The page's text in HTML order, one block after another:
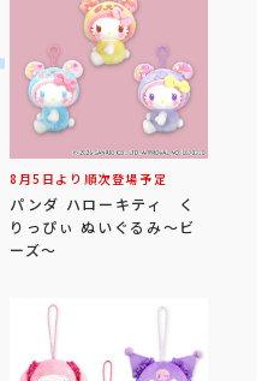
8月5日より順次登場予定
パンダ ハローキティ く
りっぴぃ ぬいぐるみ～ビ
ーズ～